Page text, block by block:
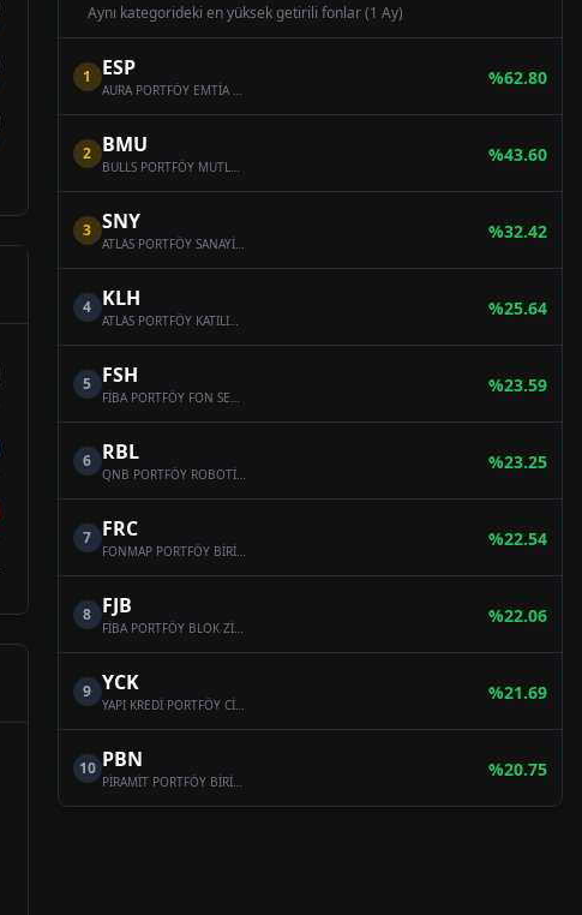
Aynı kategorideki en yüksek getirili fonlar (1 Ay)
1 ESP
AURA PORTFÖY EMTİA SERBEST FON
%62.80
2 BMU
BULLS PORTFÖY MUTLAK GETİRİ HEDEFLİ HİSSE SENEDİ SERBEST FON (HİSSE SENEDİ YOĞUN FON)
%43.60
3 SNY
ATLAS PORTFÖY SANAYİ SEKTÖRÜ HİSSE SENEDİ SERBEST FON (HİSSE SENEDİ YOĞUN FON)
%32.42
4 KLH
ATLAS PORTFÖY KATILIM HİSSE SENEDİ SERBEST FON (HİSSE SENEDİ YOĞUN FON)
%25.64
5 FSH
FİBA PORTFÖY FON SEPETİ SERBEST FON
%23.59
6 RBL
QNB PORTFÖY ROBOTİK VE BLOCKCHAİN TEKNOLOJİLERİ SERBEST FON
%23.25
7 FRC
FONMAP PORTFÖY BİRİNCİ HİSSE SENEDİ SERBEST FON (HİSSE SENEDİ YOĞUN FON)
%22.54
8 FJB
FİBA PORTFÖY BLOK ZİNCİRİ TEKNOLOJİLERİ SERBEST FON
%22.06
9 YCK
YAPI KREDİ PORTFÖY CİHANGİR SERBEST FON
%21.69
10 PBN
PİRAMİT PORTFÖY BİRİNCİ HİSSE SENEDİ SERBEST FON (HİSSE SENEDİ YOĞUN FON)
%20.75